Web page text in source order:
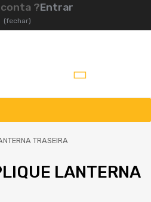
?Entrar
(fechar)
TRASEIRA
LANTERNA